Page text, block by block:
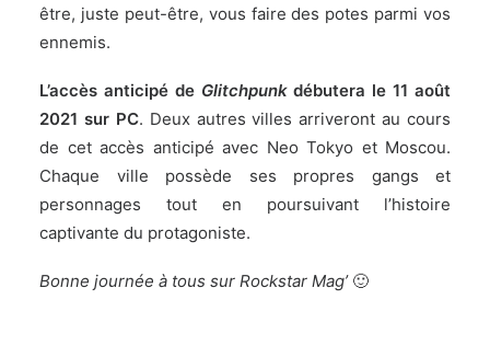
être, juste peut-être, vous faire des potes parmi vos
ennemis.
L’accès anticipé de Glitchpunkdébutera le 11 août
2021 sur PC. Deux autres villes arriveront au cours
de cet accès anticipé avec Neo Tokyo et Moscou.
Chaque ville possède ses propres gangs et
personnages tout en poursuivant l’histoire
captivante du protagoniste.
Bonne journée à tous sur Rockstar Mag’🙂